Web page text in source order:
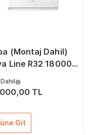
(Montaj Dahil)
Line R32 18000
TL
Git